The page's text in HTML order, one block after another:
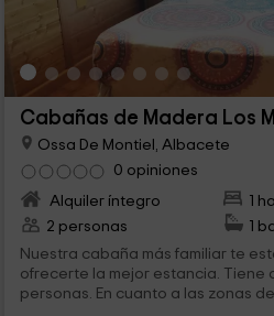
Ossa De Montiel, Albacete
0 opiniones
Alquiler íntegro
1
2 personas
1
Nuestra cabaña más familiar te
ofrecerte la mejor estancia. Tiene capacidad para 2
personas. En cuanto a las zonas de interior, la vivienda tiene